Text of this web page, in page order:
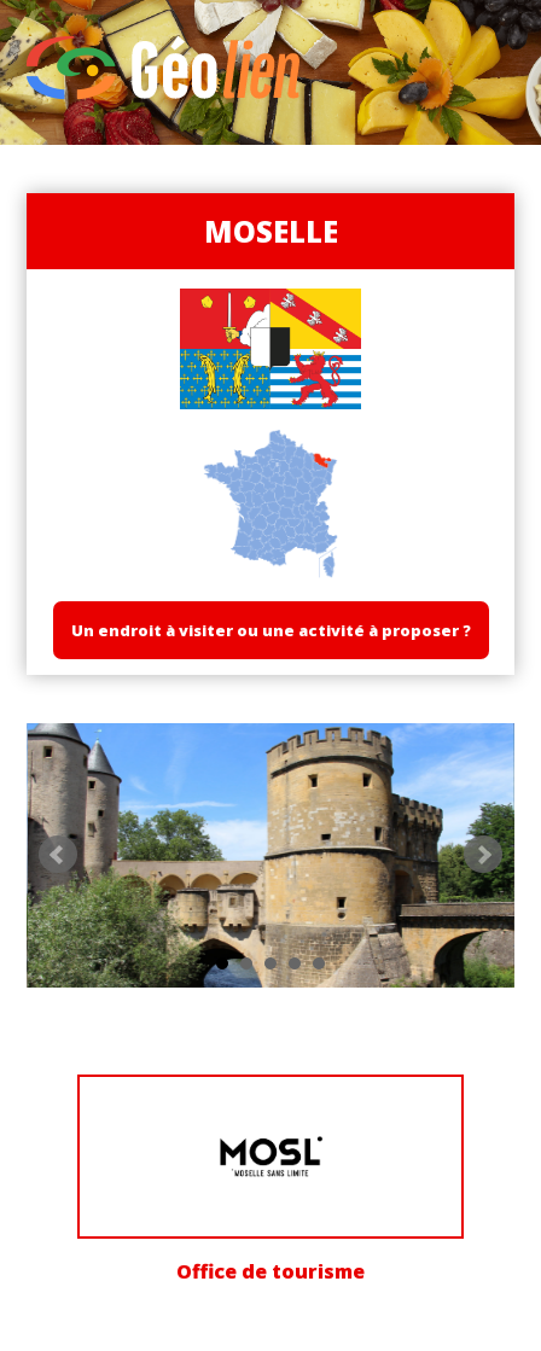
MOSELLE
Un endroit à visiter ou une activité à proposer ?
Office de tourisme